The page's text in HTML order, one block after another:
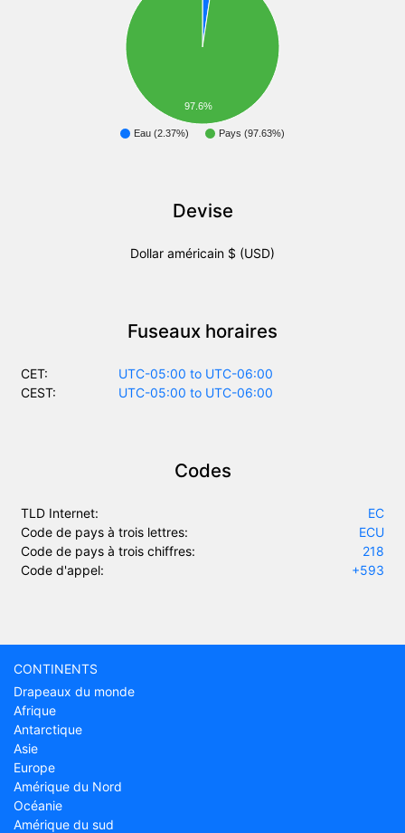
Eau (2.37%) Pays (97.63%)
97.6%
Devise
Dollar américain $ (USD)
Fuseaux horaires
CET:
UTC-05:00 to UTC-06:00
CEST:
UTC-05:00 to UTC-06:00
Codes
TLD Internet:
EC
Code de pays à trois lettres:
ECU
Code de pays à trois chiffres:
218
Code d'appel:
+593
CONTINENTS
Drapeaux du monde
Afrique
Antarctique
Asie
Europe
Amérique du Nord
Océanie
Amérique du sud